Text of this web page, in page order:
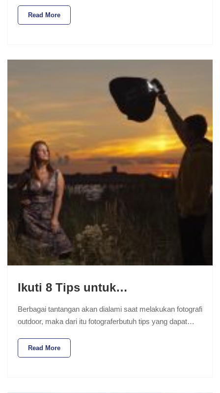
Read More
Ikuti 8 Tips untuk…
Berbagai tantangan akan dialami saat melakukan fotografi
outdoor, maka dari itu fotograferbutuh tips yang dapat…
Read More